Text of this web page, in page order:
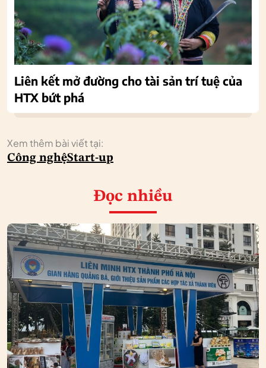
Liên kết mở đường cho tài sản trí tuệ của
HTX bứt phá
Xem thêm bài viết tại:
Công nghệStart-up
Đọc nhiều